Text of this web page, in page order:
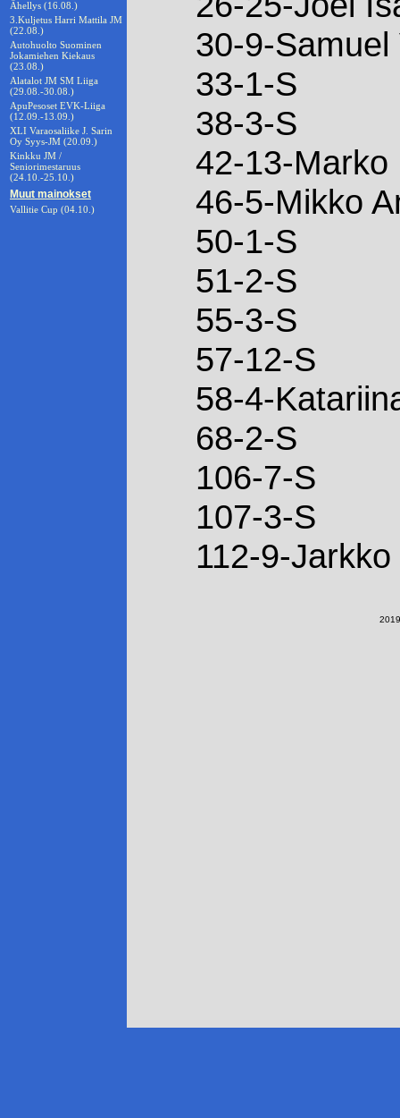
Ähellys (16.08.)
3.Kuljetus Harri Mattila JM
(22.08.)
Autohuolto Suominen
Jokamiehen Kiekaus
(23.08.)
Alatalot JM SM Liiga
(29.08.-30.08.)
ApuPesoset EVK-Liiga
(12.09.-13.09.)
XLI Varaosaliike J. Sarin
Oy Syys-JM (20.09.)
Kinkku JM /
Seniorimestaruus
(24.10.-25.10.)
Muut mainokset
Vallitie Cup (04.10.)
30-9-Samuel
33-1-S
38-3-S
42-13-Marko
46-5-Mikko
50-1-S
51-2-S
55-3-S
57-12-S
58-4-
68-2-S
106-7-S
107-3-S
112-9-